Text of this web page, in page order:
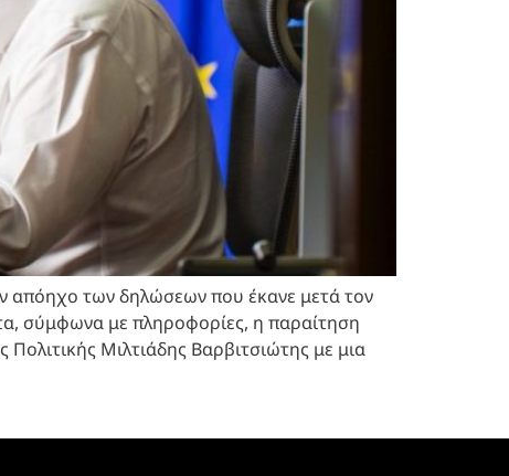
απόηχο των δηλώσεων που έκανε μετά τον
σύμφωνα με πληροφορίες, η παραίτηση
Μιλτιάδης Βαρβιτσιώτης με μια